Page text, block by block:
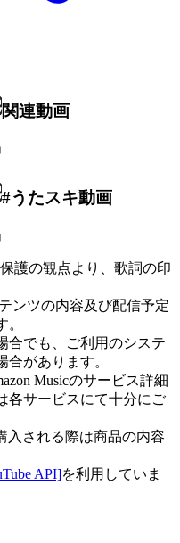
関連動画
#うたスキ動画
護の観点より、歌詞の印
ンツの内容及び配信予定
合でも、ご利用のシステ
合があります。
Musicのサービス詳細
各サービスにて十分にご
入される際は商品の内容
API]を利用していま